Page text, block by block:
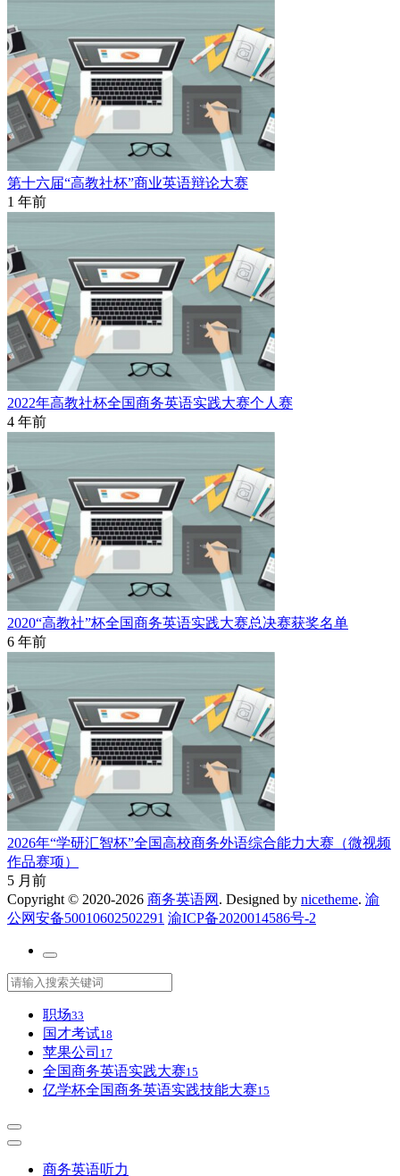
第十六届“高教社杯”商业英语辩论大赛
1 年前
2022年高教社杯全国商务英语实践大赛个人赛
4 年前
2020“高教社”杯全国商务英语实践大赛总决赛获奖名单
6 年前
2026年“学研汇智杯”全国高校商务外语综合能力大赛（微视频
作品赛项）
5 月前
Copyright © 2020-2026 商务英语网 . Designed by nicetheme. 渝
公网安备50010602502291 渝ICP备2020014586号-2
职场33
国才考试18
苹果公司 17
全国商务英语实践大赛15
亿学杯全国商务英语实践技能大赛15
商务英语听力